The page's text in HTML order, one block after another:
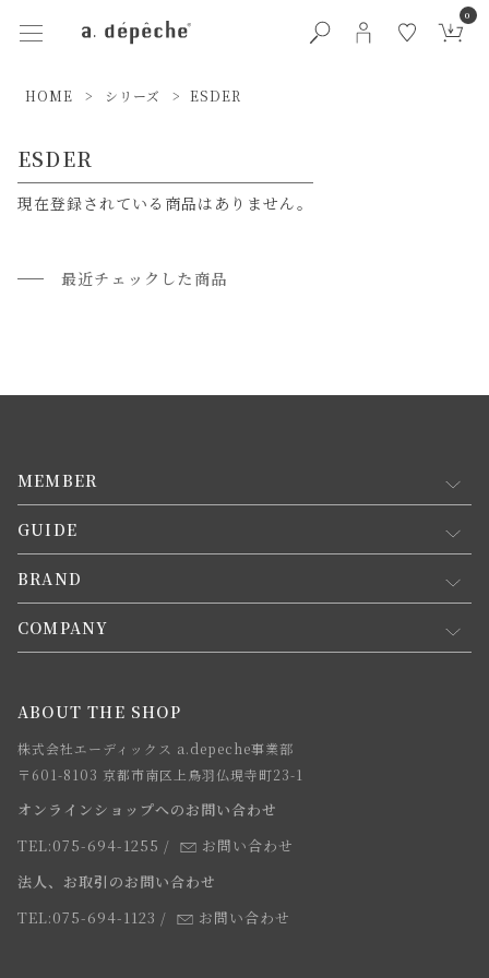
0
HOME シリーズ ESDER
ESDER
現在登録されている商品はありません。
最近チェックした商品
MEMBER
マイページ
新規会員登録
会員規約について
GUIDE
お買い物ガイド
会員登録について
お支払方法について
お届けについて
よくあるご質問
BRAND
コンセプト
webカタログ
COMPANY
店舗一覧
求人情報
法人のお客様
スタッフ
ABOUT THE SHOP
株式会社エーディックス a.depeche事業部
〒601-8103 京都市南区上鳥羽仏現寺町23-1
オンラインショップへのお問い合わせ
TEL:075-694-1255 /
お問い合わせ
法人、お取引のお問い合わせ
TEL:075-694-1123 / お問い合わせ